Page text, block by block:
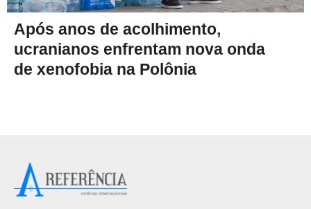
Após anos de acolhimento,
ucranianos enfrentam nova onda
de xenofobia na Polônia